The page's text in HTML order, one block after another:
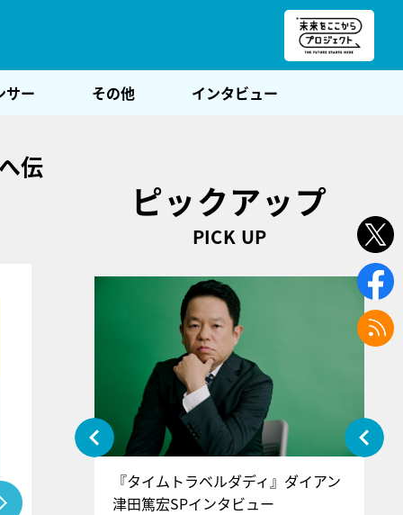
サー その他 インタビュー
伝
ピックアップ
PICK UP
』＝LOV
インタ
『タイムトラベルダディ』ダイアン
津田篤宏SPインタビュー